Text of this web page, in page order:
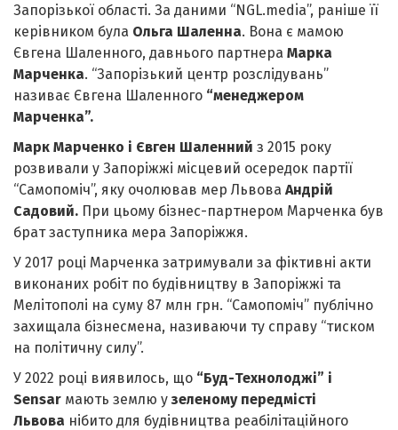
Запорізької області. За даними “NGL.media”, раніше її
керівником була Ольга Шаленна. Вона є мамою
Євгена Шаленного, давнього партнера Марка
Марченка. “Запорізький центр розслідувань”
називає Євгена Шаленного “менеджером
Марченка”.
Марк Марченко і Євген Шаленний з 2015 року
розвивали у Запоріжжі місцевий осередок партії
“Самопоміч”, яку очолював мер Львова Андрій
Садовий. При цьому бізнес-партнером Марченка був
брат заступника мера Запоріжжя.
У 2017 році Марченка затримували за фіктивні акти
виконаних робіт по будівництву в Запоріжжі та
Мелітополі на суму 87 млн грн. “Самопоміч” публічно
захищала бізнесмена, називаючи ту справу “тиском
на політичну силу”.
У 2022 році виявилось, що “Буд-Технолоджі” і
Sensar мають землю узеленому передмісті
Львова нібито для будівництва реабілітаційного